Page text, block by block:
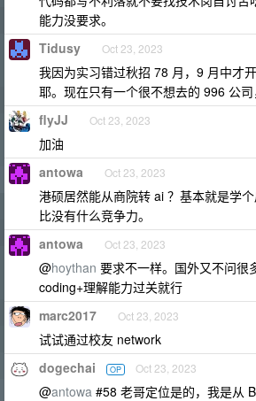
能力没要求。
Tidusy Oct 23, 2023
我因为实习错过秋招 78 月，9 月中才
耶。现在只有一个很不想去的 996 公
flyJJ Oct 23, 2023
加油
antowa Oct 23, 2023
港硕居然能从商院转 ai ？基本就是学
比没有什么竞争力。
antowa Oct 23, 2023
@hoythan 要求不一样。国外又不问很
coding+理解能力过关就行
marc2017 Oct 23, 2023
试试通过校友 network
dogechai OP Oct 23, 2023
@antowa #58 老哥定位是的，我是从